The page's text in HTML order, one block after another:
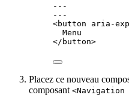
---
---
<button aria-
Menu
</ button>
Placez ce nouveau
composant <Navigation